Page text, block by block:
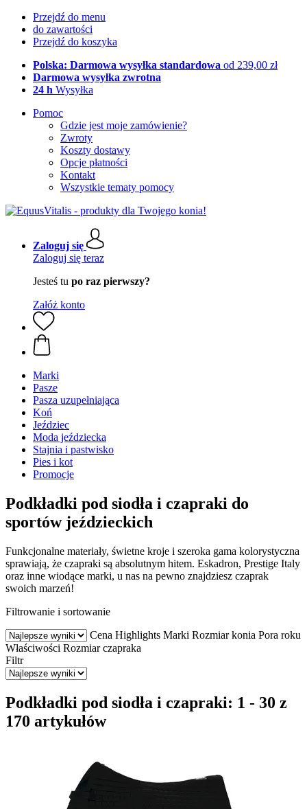
Przejdź do menu
do zawartości
Przejdź do koszyka
Polska: Darmowa wysyłka standardowa od 239,00 zł
Darmowa wysyłka zwrotna
24 h Wysyłka
Pomoc
Gdzie jest moje zamówienie?
Zwroty
Koszty dostawy
Opcje płatności
Kontakt
Wszystkie tematy pomocy
Zaloguj się
Zaloguj się teraz
Jesteś tu po raz pierwszy?
Załóż konto
Marki
Pasze
Pasza uzupełniająca
Koń
Jeździec
Moda jeździecka
Stajnia i pastwisko
Pies i kot
Promocje
Podkładki pod siodła i czapraki do
sportów jeździeckich
Funkcjonalne materiały, świetne kroje i szeroka gama kolorystyczna
sprawiają, że czapraki są absolutnym hitem. Eskadron, Prestige Italy
oraz inne wiodące marki, u nas na pewno znajdziesz czaprak
swoich marzeń!
Filtrowanie i sortowanie
Cena Highlights Marki Rozmiar konia Pora roku
Właściwości Rozmiar czapraka
Filtr
Podkładki pod siodła i czapraki: 1 - 30 z
170 artykułów